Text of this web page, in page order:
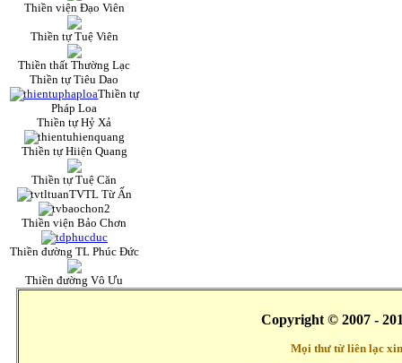
Thiền viện Đạo Viên
Thiền tự Tuệ Viên
Thiền thất Thường Lạc
Thiền tự Tiêu Dao
Thiền tự
Pháp Loa
Thiền tự Hỷ Xả
Thiền tự Hiiện Quang
Thiền tự Tuệ Căn
TVTL Từ Ấn
Thiền viện Bảo Chơn
Thiền đường TL Phúc Đức
Thiền đường Vô Ưu
Copyright © 2007 -
Mọi thư từ liên lạc